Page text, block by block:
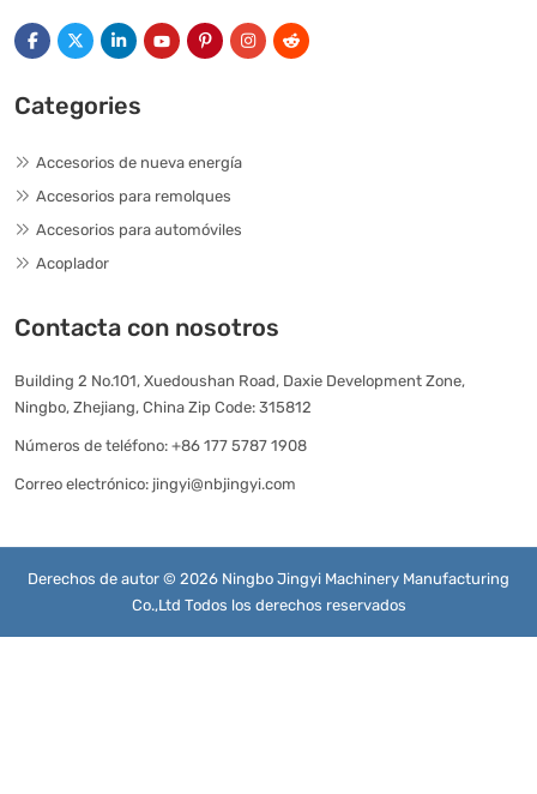
Categories
Accesorios de nueva energía
Accesorios para remolques
Accesorios para automóviles
Acoplador
Contacta con nosotros
Building 2 No.101, Xuedoushan Road, Daxie Development Zone,
Ningbo, Zhejiang, China Zip Code: 315812
Números de teléfono: +86 177 5787 1908
Correo electrónico: jingyi@nbjingyi.com
Derechos de autor © 2026 Ningbo Jingyi Machinery Manufacturing
Co.,Ltd Todos los derechos reservados